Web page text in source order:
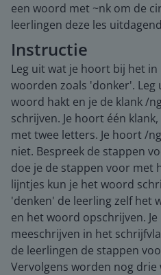
een woord met ~nk om de
leerlingen deze les
Instructie
Leg uit wat je hoort bij het
woorden zoals 'donker'. Leg
woord hakt en je de klank /
schrijven. Je hoort één
met twee letters. Je hoort /
niet. Bespreek de stappen
doe je de stappen voor met
lijntjes kun je het woord
'denken' de leerling zelf het
en het woord opschrijven.
meeschrijven in het
de leerlingen de stappen
Vervolgens worden nog drie